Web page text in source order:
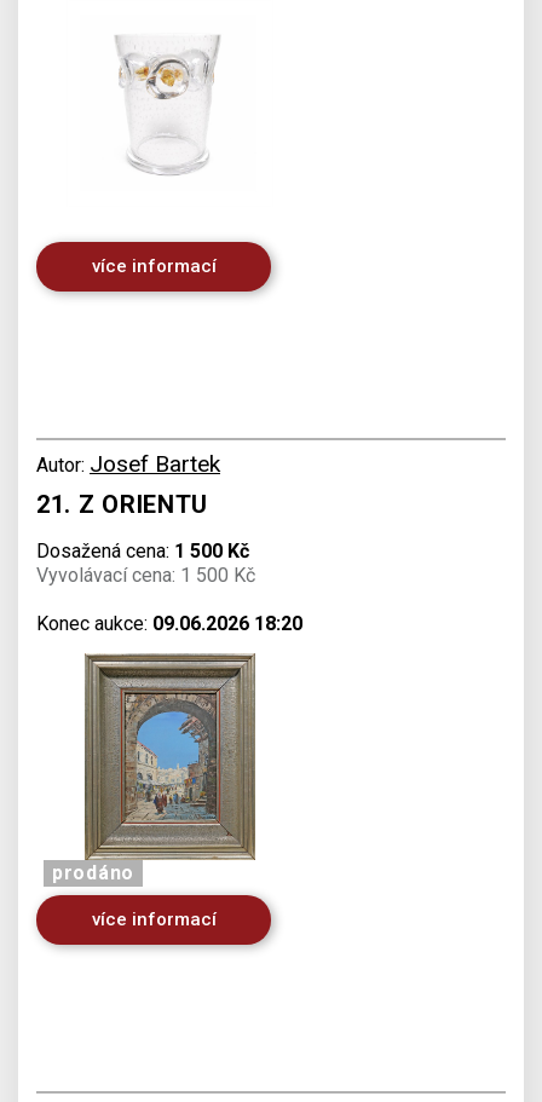
více informací
Autor: Josef Bartek
21. Z ORIENTU
Dosažená cena: 1 500 Kč
Vyvolávací cena: 1 500 Kč
Konec aukce: 09.06.2026 18:20
prodáno
více informací